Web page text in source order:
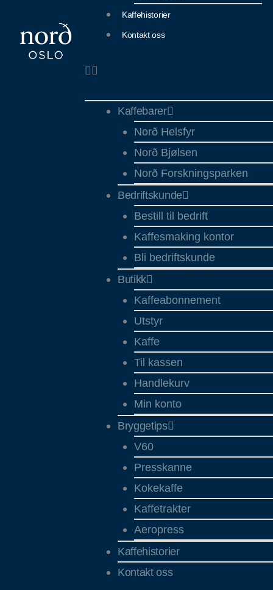
Kaffehistorier
Kontakt oss
Kaffebarer
Norð Helsfyr
Norð Bjølsen
Norð Forskningsparken
Bedriftskunde
Bestill til bedrift
Kaffesmaking kontor
Bli bedriftskunde
Butikk
Kaffeabonnement
Utstyr
Kaffe
Til kassen
Handlekurv
Min konto
Bryggetips
V60
Presskanne
Kokekaffe
Kaffetrakter
Aeropress
Kaffehistorier
Kontakt oss